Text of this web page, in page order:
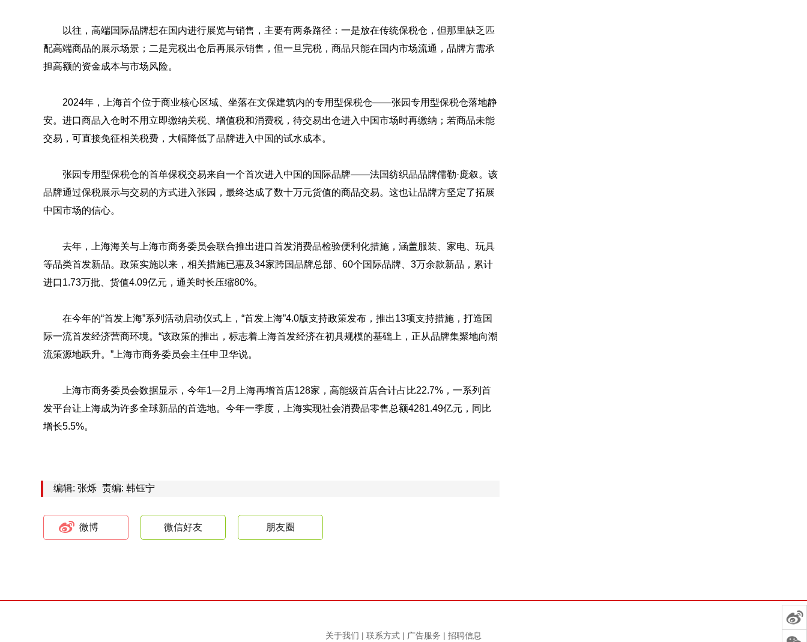
以往，高端国际品牌想在国内进行展览与销售，主要有两条路径：一是放在传统保税仓，但那里缺乏匹
配高端商品的展示场景；二是完税出仓后再展示销售，但一旦完税，商品只能在国内市场流通，品牌方需承
担高额的资金成本与市场风险。
2024年，上海首个位于商业核心区域、坐落在文保建筑内的专用型保税仓——张园专用型保税仓落地静
安。进口商品入仓时不用立即缴纳关税、增值税和消费税，待交易出仓进入中国市场时再缴纳；若商品未能
交易，可直接免征相关税费，大幅降低了品牌进入中国的试水成本。
张园专用型保税仓的首单保税交易来自一个首次进入中国的国际品牌——法国纺织品品牌儒勒·庞叙。该
品牌通过保税展示与交易的方式进入张园，最终达成了数十万元货值的商品交易。这也让品牌方坚定了拓展
中国市场的信心。
去年，上海海关与上海市商务委员会联合推出进口首发消费品检验便利化措施，涵盖服装、家电、玩具
等品类首发新品。政策实施以来，相关措施已惠及34家跨国品牌总部、60个国际品牌、3万余款新品，累计
进口1.73万批、货值4.09亿元，通关时长压缩80%。
在今年的“首发上海”系列活动启动仪式上，“首发上海”4.0版支持政策发布，推出13项支持措施，打造国
际一流首发经济营商环境。“该政策的推出，标志着上海首发经济在初具规模的基础上，正从品牌集聚地向潮
流策源地跃升。”上海市商务委员会主任申卫华说。
上海市商务委员会数据显示，今年1—2月上海再增首店128家，高能级首店合计占比22.7%，一系列首
发平台让上海成为许多全球新品的首选地。今年一季度，上海实现社会消费品零售总额4281.49亿元，同比
增长5.5%。
编辑: 张烁 责编: 韩钰宁
微博 微信好友 朋友圈
关于我们 | 联系方式 | 广告服务 | 招聘信息